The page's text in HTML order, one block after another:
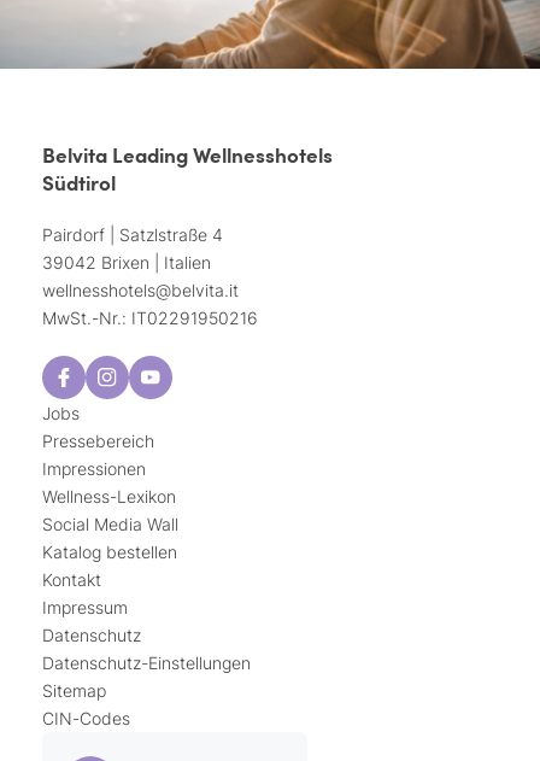
Belvita Leading Wellnesshotels
Südtirol
Pairdorf | Satzlstraße 4
39042 Brixen | Italien
wellnesshotels@belvita.it
MwSt.-Nr.: IT02291950216
Jobs
Pressebereich
Impressionen
Wellness-Lexikon
Social Media Wall
Katalog bestellen
Kontakt
Impressum
Datenschutz
Datenschutz-Einstellungen
Sitemap
CIN-Codes